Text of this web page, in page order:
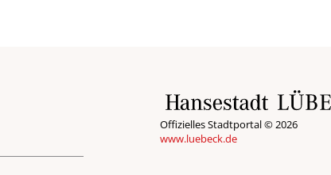
Offizielles Stadtportal © 2026
www.luebeck.de